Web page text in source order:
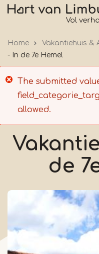
Overslaan
gaan
Home Vakantiehuis &
- In de 7e Hemel
The submitted
allowed.
de